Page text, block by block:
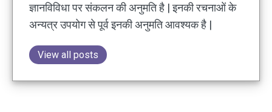
ज्ञानविविधा पर संकलन की अनुमति है | इनकी रचनाओं के
अन्यत्र उपयोग से पूर्व इनकी अनुमति आवश्यक है |
View all posts